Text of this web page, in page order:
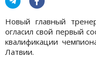
Новый главный
огласил свой первый
квалификации
Латвии.